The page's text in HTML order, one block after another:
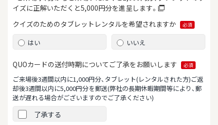
イズに正解いただくと5,000円分を進呈します。
クイズのためのタブレット レンタルを希望されますか 必須
はい いいえ
QUOカードの送付時期について ご了承をお願いします 必須
ご来場後3週間以内に1,000円分、タブレット(レンタルされた方)ご返
却後3週間以内に5,000円分を郵送(弊社の長期休暇期間等により、郵
送が遅れる場合がございますのでご了承ください)
了承する